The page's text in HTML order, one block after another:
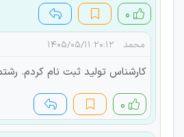
۰
محمد ۲۰:۱۲ ۱۴۰۵/۰۵/۱۱
کارشناس تولید ثبت نام کردم.
۰